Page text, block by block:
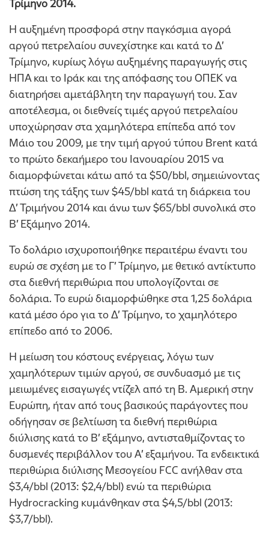
Τρίμηνο 2014.
Η αυξημένη προσφορά στην παγκόσμια αγορά
αργού πετρελαίου συνεχίστηκε και κατά το Δ’
Τρίμηνο, κυρίως λόγω αυξημένης παραγωγής στις
ΗΠΑ και το Ιράκ και της απόφασης του ΟΠΕΚ να
διατηρήσει αμετάβλητη την παραγωγή του. Σαν
αποτέλεσμα, οι διεθνείς τιμές αργού πετρελαίου
υποχώρησαν στα χαμηλότερα επίπεδα από τον
Μάιο του 2009, με την τιμή αργού τύπου Brent κατά
το πρώτο δεκαήμερο του Ιανουαρίου 2015 να
διαμορφώνεται κάτω από τα $50/bbl, σημειώνοντας
πτώση της τάξης των $45/bbl κατά τη διάρκεια του
Δ’ Τριμήνου 2014 και άνω των $65/bbl συνολικά στο
Β’ Εξάμηνο 2014.
Το δολάριο ισχυροποιήθηκε περαιτέρω έναντι του
ευρώ σε σχέση με το Γ’ Τρίμηνο, με θετικό αντίκτυπο
στα διεθνή περιθώρια που υπολογίζονται σε
δολάρια. Το ευρώ διαμορφώθηκε στα 1,25 δολάρια
κατά μέσο όρο για το Δ’ Τρίμηνο, το χαμηλότερο
επίπεδο από το 2006.
H μείωση του κόστους ενέργειας, λόγω των
χαμηλότερων τιμών αργού, σε συνδυασμό με τις
μειωμένες εισαγωγές ντίζελ από τη Β. Αμερική στην
Ευρώπη, ήταν από τους βασικούς παράγοντες που
οδήγησαν σε βελτίωση τα διεθνή περιθώρια
διύλισης κατά το Β’ εξάμηνο, αντισταθμίζοντας το
δυσμενές περιβάλλον του Α’ εξαμήνου. Τα ενδεικτικά
περιθώρια διύλισης Μεσογείου FCC ανήλθαν στα
$3,4/bbl (2013: $2,4/bbl) ενώ τα περιθώρια
Ηydrocracking κυμάνθηκαν στα $4,5/bbl (2013:
$3,7/bbl).